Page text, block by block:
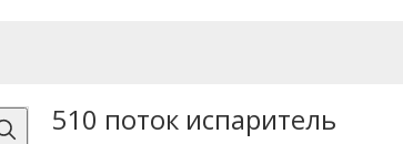
510 поток испаритель